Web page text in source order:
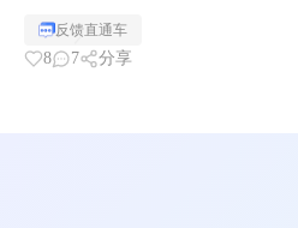
反馈直通车
8 7 分享